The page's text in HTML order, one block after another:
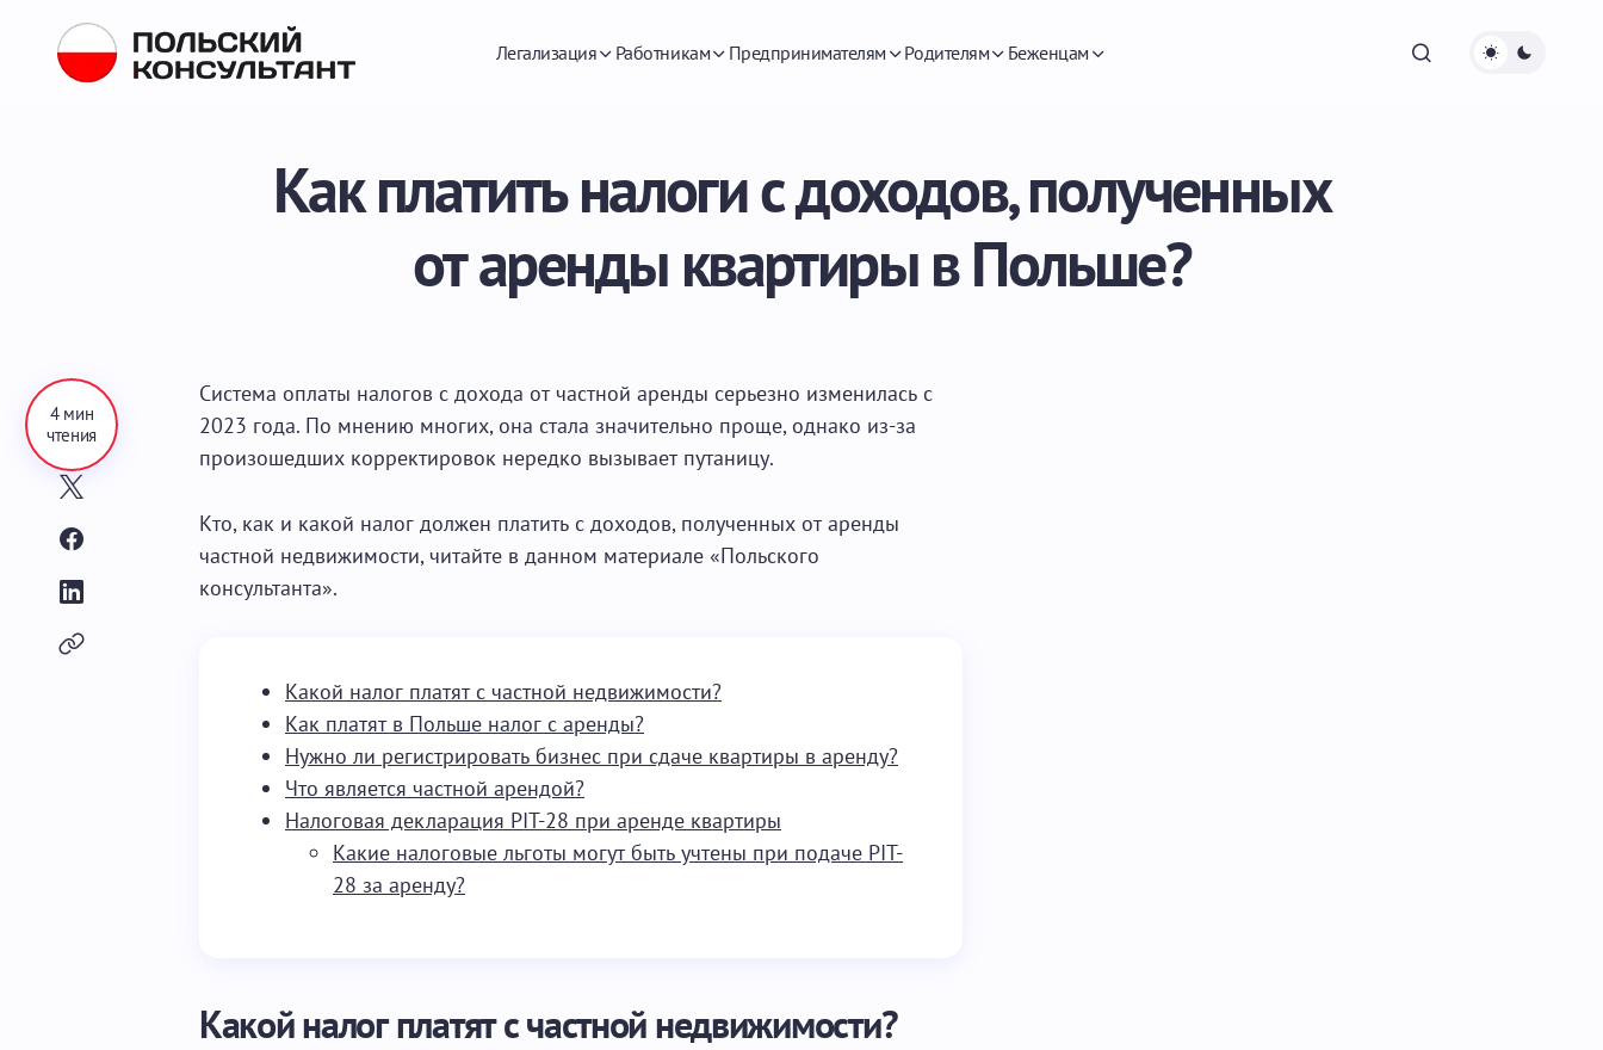
Легализация Работникам Предпринимателям Родителям Беженцам
Как платить налоги с доходов, полученных
от аренды квартиры в Польше?
4 мин
чтения
Система оплаты налогов с дохода от частной аренды серьезно изменилась с
2023 года. По мнению многих, она стала значительно проще, однако из-за
произошедших корректировок нередко вызывает путаницу.
Кто, как и какой налог должен платить с доходов, полученных от аренды
частной недвижимости, читайте в данном материале «Польского
консультанта».
Какой налог платят с частной недвижимости?
Как платят в Польше налог с аренды?
Нужно ли регистрировать бизнес при сдаче квартиры в аренду?
Что является частной арендой?
Налоговая декларация PIT-28 при аренде квартиры
Какие налоговые льготы могут быть учтены при подаче PIT-
28 за аренду?
Какой налог платят с частной недвижимости?